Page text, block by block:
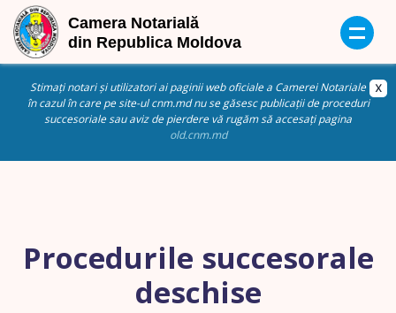
Stimați notari și utilizatori ai paginii web oficiale a Camerei Notariale
în cazul în care pe site-ul cnm.md nu se găsesc publicații de proceduri
succesoriale sau aviz de pierdere vă rugăm să accesați pagina
old.cnm.md
Procedurile succesorale
deschise